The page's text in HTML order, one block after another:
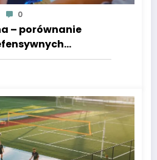
0
– porównanie